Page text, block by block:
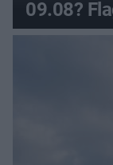
09.08?